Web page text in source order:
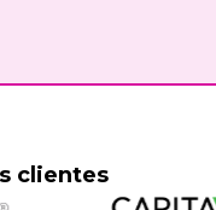
clientes